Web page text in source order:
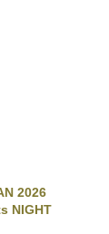
2026
NIGHT